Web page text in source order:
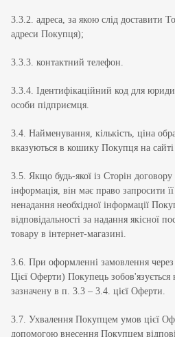
3.3.2. адреса, за якою слід доставити
адреси Покупця);
3.3.3. контактний телефон.
3.3.4. Ідентифікаційний код для
особи підприємця.
3.4. Найменування, кількість, ціна
вказуються в кошику Покупця на сайті
3.5. Якщо будь-якої із Сторін договору
інформація, він має право запросити
ненадання необхідної інформації
відповідальності за надання якісної
товару в інтернет-магазині.
3.6. При оформленні замовлення
Цієї Оферти) Покупець зобов'язується
зазначену в п. 3.3 – 3.4. цієї Оферти.
3.7. Ухвалення Покупцем умов цієї
допомогою внесення Покупцем